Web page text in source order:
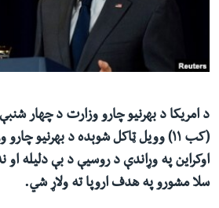
ځای
شئ
له مونږ سره په تماس کې پاتې شئ
ژبې
د امریکا د بهرنیو چارو وزارت د چهار
(کب ۱۱) وویل ټاکل شوېده د بهرنیو
اوکراین په وړاندې د روسیې د بې دلیله او
سلا مشورو په هدف اروپا ته ولاړ شي.